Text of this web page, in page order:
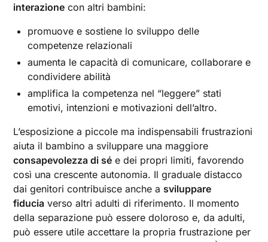
interazione con altri bambini:
promuove e sostiene lo sviluppo delle
competenze relazionali
aumenta le capacità di comunicare, collaborare e
condividere abilità
amplifica la competenza nel “leggere” stati
emotivi, intenzioni e motivazioni dell’altro.
L’esposizione a piccole ma indispensabili frustrazioni
aiuta il bambino a sviluppare una maggiore
consapevolezza di sé e dei propri limiti, favorendo
così una crescente autonomia. Il graduale distacco
dai genitori contribuisce anche a sviluppare
fiducia verso altri adulti di riferimento. Il momento
della separazione può essere doloroso e, da adulti,
può essere utile accettare la propria frustrazione per